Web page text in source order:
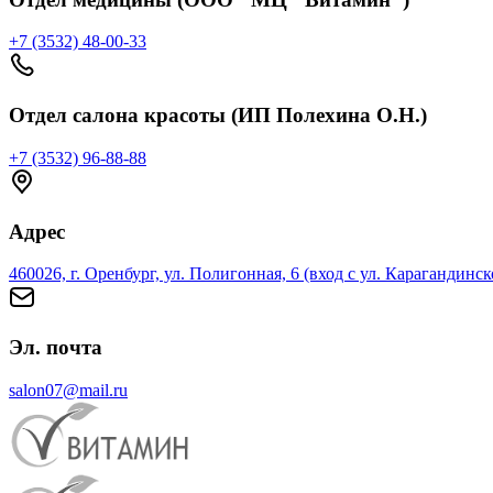
+7 (3532) 48-00-33
Отдел салона красоты (ИП Полехина О.Н.)
+7 (3532) 96-88-88
Адрес
460026, г. Оренбург, ул. Полигонная, 6 (вход с ул.
Эл. почта
salon07@mail.ru